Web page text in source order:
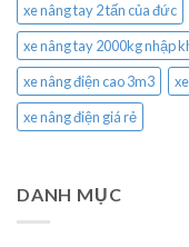
xe nâng tay 2 tấn của đức
xe nâng tay 2000kg nhập
xe nâng điện cao 3m3
xe nâng điện giá rẻ
DANH MỤC